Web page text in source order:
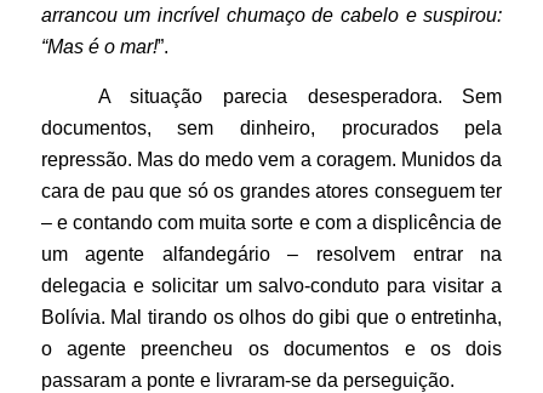
arrancou um incrível chumaço de cabelo e suspirou:
“Mas é o mar!”.
A situação parecia desesperadora. Sem
documentos, sem dinheiro, procurados pela
repressão. Mas do medo vem a coragem. Munidos da
cara de pau que só os grandes atores conseguem ter
– e contando com muita sorte e com a displicência de
um agente alfandegário – resolvem entrar na
delegacia e solicitar um salvo-conduto para visitar a
Bolívia. Mal tirando os olhos do gibi que o entretinha,
o agente preencheu os documentos e os dois
passaram a ponte e livraram-se da perseguição.